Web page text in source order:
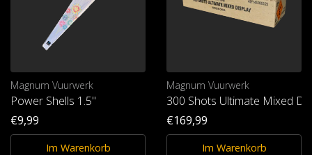
Magnum Vuurwerk
Power Shells 1.5"
€9,99
Im Warenkorb
Magnum Vuurwerk
300 Shots Ultimate Mixed
€169,99
Im Warenkorb